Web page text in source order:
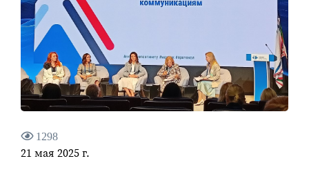
1298
21 мая 2025 г.